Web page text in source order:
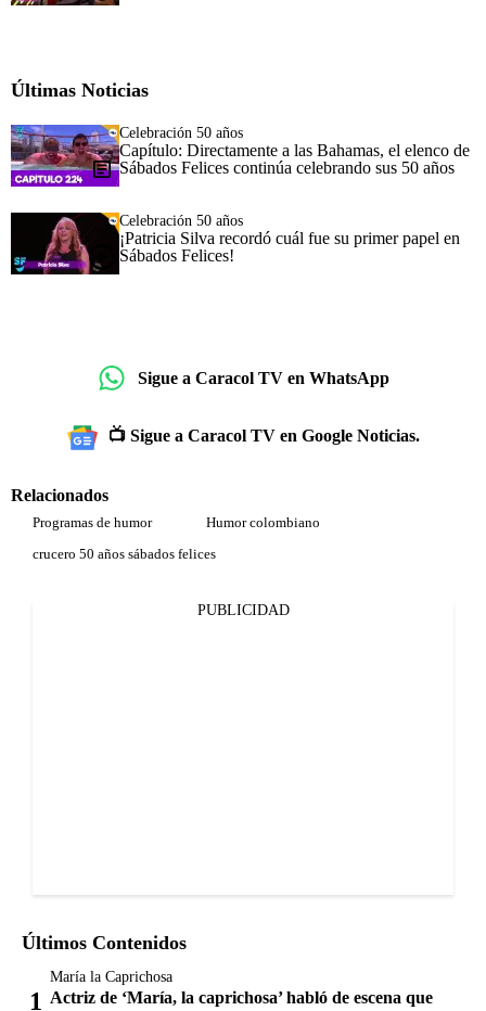
Últimas Noticias
Celebración 50 años
Capítulo: Directamente a las Bahamas, el elenco de
Sábados Felices continúa celebrando sus 50 años
Celebración 50 años
¡Patricia Silva recordó cuál fue su primer papel en
Sábados Felices!
Sigue a Caracol TV en WhatsApp
📺 Sigue a Caracol TV en Google Noticias.
Relacionados
Programas de humor
Humor colombiano
crucero 50 años sábados felices
PUBLICIDAD
Últimos Contenidos
María la Caprichosa
Actriz de ‘María, la caprichosa’ habló de escena que